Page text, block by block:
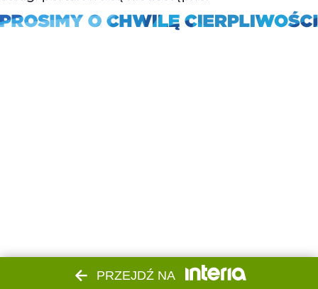
PRZEJDŹ NA